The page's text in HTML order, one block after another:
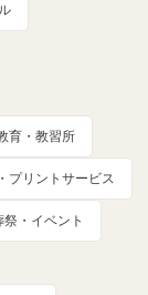
育・教習所
プリントサービス
祭・イベント